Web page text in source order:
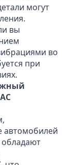
могут
вы
во
при
автомобилей